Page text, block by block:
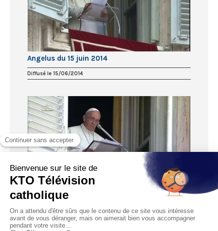
Angelus du 15 juin 2014
Diffusé le 15/06/2014
Regina Caeli du 8 juin 2014
Diffusé le 08/06/2014